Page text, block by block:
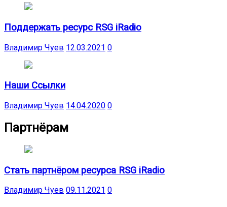
Поддержать ресурс RSG iRadio
Владимир Чуев 12.03.2021 0
Наши Ссылки
Владимир Чуев 14.04.2020 0
Партнёрам
Стать партнёром ресурса RSG iRadio
Владимир Чуев 09.11.2021 0